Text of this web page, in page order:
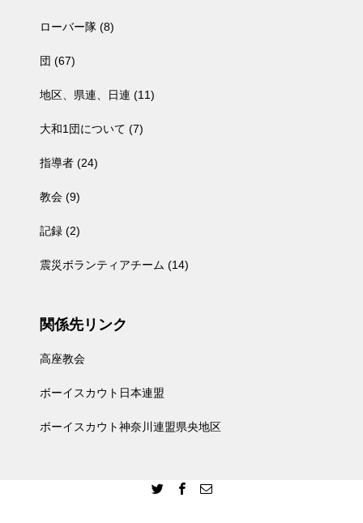
ローバー隊 (8)
団 (67)
地区、県連、日連 (11)
大和1団について (7)
指導者 (24)
教会 (9)
記録 (2)
震災ボランティアチーム (14)
関係先リンク
高座教会
ボーイスカウト日本連盟
ボーイスカウト神奈川連盟県央地区